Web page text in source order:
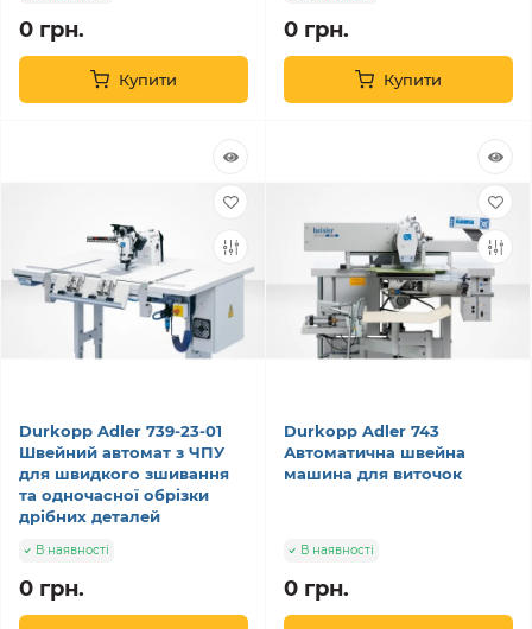
0 грн.
Купити
0 грн.
Купити
Durkopp Adler 739-23-01
Швейний автомат з ЧПУ
для швидкого зшивання
та одночасної обрізки
дрібних деталей
В наявності
0 грн.
Durkopp Adler 743
Автоматична швейна
машина для виточок
В наявності
0 грн.